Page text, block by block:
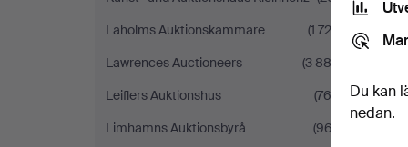
Laholms Auktionskammare
(1 729)
Lawrences Auctioneers
(3 884)
Leiflers Auktionshus
(768)
Limhamns Auktionsbyrå
(963)
Du kan
nedan.